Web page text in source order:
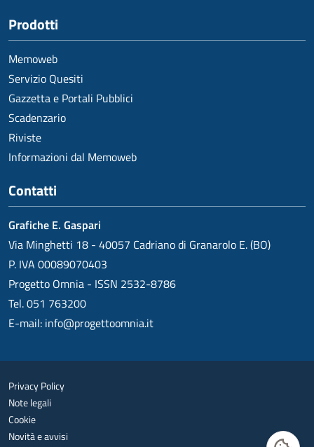
Prodotti
Memoweb
Servizio Quesiti
Gazzetta e Portali Pubblici
Scadenzario
Riviste
Informazioni dal Memoweb
Contatti
Grafiche E. Gaspari
Via Minghetti 18 - 40057 Cadriano di Granarolo E. (BO)
P. IVA 00089070403
Progetto Omnia - ISSN 2532-8786
Tel. 051 763200
E-mail: info@progettoomnia.it
Privacy Policy
Note legali
Cookie
Novità e avvisi